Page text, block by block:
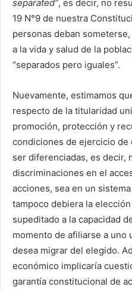
separated”, es decir, no
19 N°9 de nuestra
personas deban
a la vida y salud de la
“separados pero iguales”.
Nuevamente, estimamos
respecto de la titularidad
promoción, protección y
condiciones de ejercicio de
ser diferenciadas, es decir,
discriminaciones en el
acciones, sea en un
tampoco debiera la
supeditado a la capacidad
momento de afiliarse a uno
desea migrar del elegido.
económico implicaría
garantía constitucional de